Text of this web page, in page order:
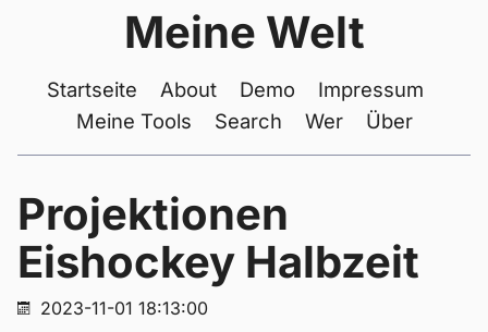
Meine Welt
Startseite About Demo
Impressum
Meine Tools
Search Wer Über
Projektionen
Eishockey Halbzeit
2023-11-01 18:13:00